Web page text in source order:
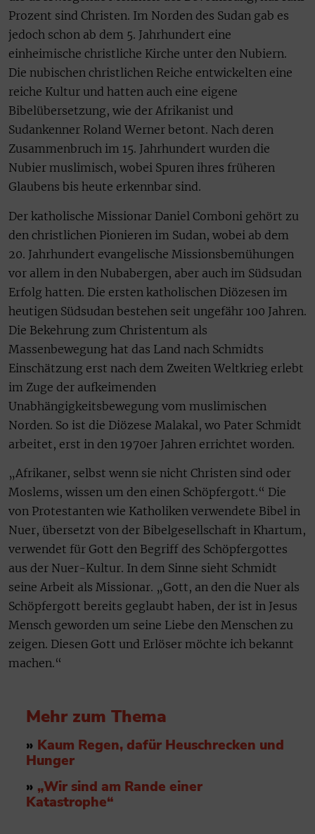
Prozent sind Christen. Im Norden des Sudan gab es
jedoch schon ab dem 5. Jahrhundert eine
einheimische christliche Kirche unter den Nubiern.
Die nubischen christlichen Reiche entwickelten eine
reiche Kultur und hatten auch eine eigene
Bibelübersetzung, wie der Afrikanist und
Sudankenner Roland Werner betont. Nach deren
Zusammenbruch im 15. Jahrhundert wurden die
Nubier muslimisch, wobei Spuren ihres früheren
Glaubens bis heute erkennbar sind.
Der katholische Missionar Daniel Comboni gehört zu
den christlichen Pionieren im Sudan, wobei ab dem
20. Jahrhundert evangelische Missionsbemühungen
vor allem in den Nubabergen, aber auch im Südsudan
Erfolg hatten. Die ersten katholischen Diözesen im
heutigen Südsudan bestehen seit ungefähr 100 Jahren.
Die Bekehrung zum Christentum als
Massenbewegung hat das Land nach Schmidts
Einschätzung erst nach dem Zweiten Weltkrieg erlebt
im Zuge der aufkeimenden
Unabhängigkeitsbewegung vom muslimischen
Norden. So ist die Diözese Malakal, wo Pater Schmidt
arbeitet, erst in den 1970er Jahren errichtet worden.
„Afrikaner, selbst wenn sie nicht Christen sind oder
Moslems, wissen um den einen Schöpfergott.“ Die
von Protestanten wie Katholiken verwendete Bibel in
Nuer, übersetzt von der Bibelgesellschaft in Khartum,
verwendet für Gott den Begriff des Schöpfergottes
aus der Nuer-Kultur. In dem Sinne sieht Schmidt
seine Arbeit als Missionar. „Gott, an den die Nuer als
Schöpfergott bereits geglaubt haben, der ist in Jesus
Mensch geworden um seine Liebe den Menschen zu
zeigen. Diesen Gott und Erlöser möchte ich bekannt
machen.“
Mehr zum Thema
» Kaum Regen, dafür Heuschrecken und
Hunger
» „Wir sind am Rande einer
Katastrophe“